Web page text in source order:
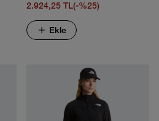
2.924,25 TL(-%25)
Ekle